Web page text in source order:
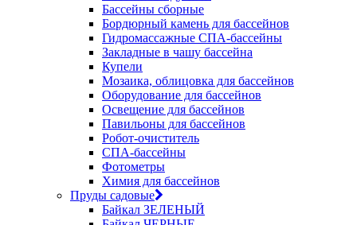
Бассейны сборные
Бордюрный камень для бассейнов
Гидромассажные СПА-бассейны
Закладные в чашу бассейна
Купели
Мозаика, облицовка для бассейнов
Оборудование для бассейнов
Освещение для бассейнов
Павильоны для бассейнов
Робот-очиститель
СПА-бассейны
Фотометры
Химия для бассейнов
Пруды садовые
Байкал ЗЕЛЕНЫЙ